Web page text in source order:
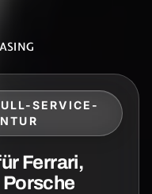
SERVICE-
Ferrari,